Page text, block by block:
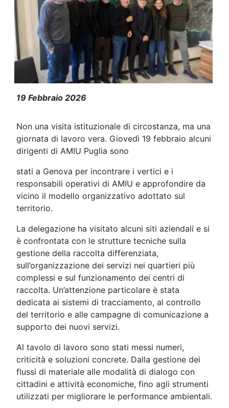
AMIU Puglia in visita a Genova:
19 Febbraio 2026
Non una visita istituzionale di circostanza, ma una
giornata di lavoro vera. Giovedì 19 febbraio alcuni
dirigenti di AMIU Puglia sono
stati a Genova per incontrare i vertici e i
responsabili operativi di AMIU e approfondire da
vicino il modello organizzativo adottato sul
territorio.
La delegazione ha visitato alcuni siti aziendali e si
è confrontata con le strutture tecniche sulla
gestione della raccolta differenziata,
sull’organizzazione dei servizi nei quartieri più
complessi e sul funzionamento dei centri di
raccolta. Un’attenzione particolare è stata
dedicata ai sistemi di tracciamento, al controllo
del territorio e alle campagne di comunicazione a
supporto dei nuovi servizi.
Al tavolo di lavoro sono stati messi numeri,
criticità e soluzioni concrete. Dalla gestione dei
flussi di materiale alle modalità di dialogo con
cittadini e attività economiche, fino agli strumenti
utilizzati per migliorare le performance ambientali.